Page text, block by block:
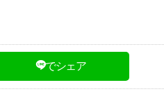
でシェア